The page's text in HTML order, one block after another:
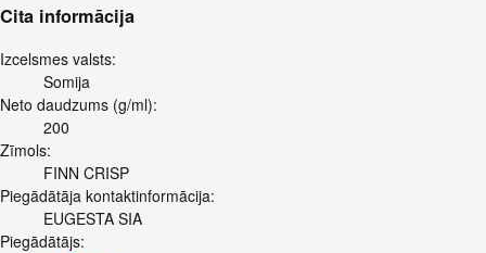
Cita informācija
Izcelsmes valsts:
Somija
Neto daudzums (g/ml):
200
Zīmols:
FINN CRISP
Piegādātāja kontaktinformācija:
EUGESTA SIA
Piegādātājs: